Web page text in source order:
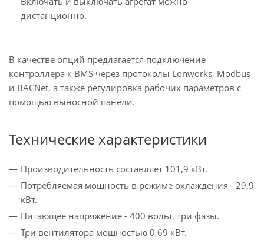
дистанционно.
В качестве опций предлагается подключение
контроллера к BMS через протоколы Lonworks, Modbus
и BACNet, а также регулировка рабочих параметров с
помощью выносной панели.
Технические характеристики
Производительность составляет 101,9 кВт.
Потребляемая мощность в режиме охлаждения - 29,9
кВт.
Питающее напряжение - 400 вольт, три фазы.
Три вентилятора мощностью 0,69 кВт.